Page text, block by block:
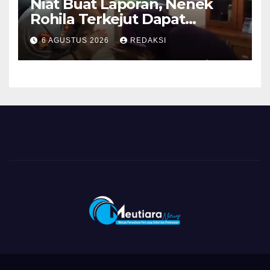
Niat Buat Laporan, Nenek
Rohila Terkejut Dapat
Bantuan dari Kabid Propam
Kombes Pol Eddwi
6 AGUSTUS 2026 REDAKSI